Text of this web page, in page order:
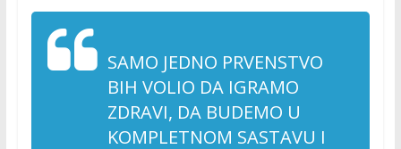
SAMO JEDNO PRVENSTVO
BIH VOLIO DA IGRAMO
ZDRAVI, DA BUDEMO U
KOMPLETNOM SASTAVU I